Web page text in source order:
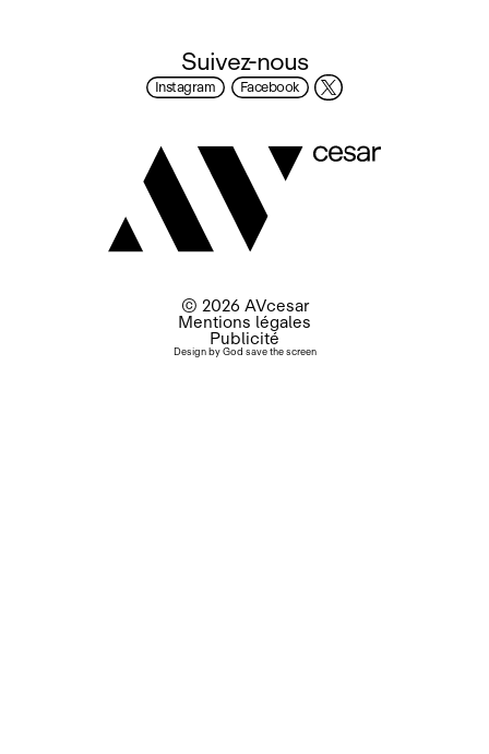
Suivez-nous
Instagram Facebook
Design byGod save the screen
© 2026 AVcesar
Mentions légales
Publicité